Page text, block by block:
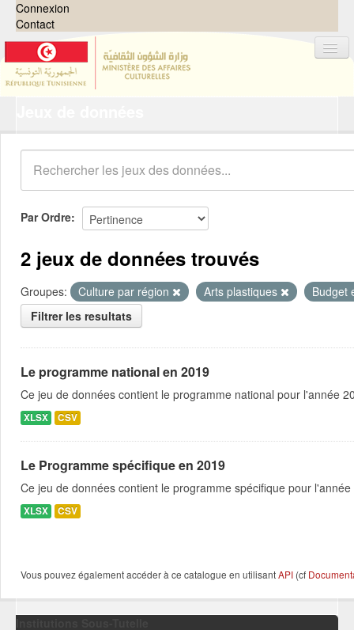
Connexion
Contact
Organisations
Groupes
Demandes 0
À propos
Par Ordre
2 jeux de données trouvés
Groupes: Culture par région Arts plastiques
Budget
Filtrer les resultats
Le programme national en 2019
Ce jeu de données contient le programme national pour l'année
XLSX CSV
Le Programme spécifique en 2019
Ce jeu de données contient le programme spécifique pour
XLSX CSV
Vous pouvez également accéder à ce catalogue en utilisantAPI (cf